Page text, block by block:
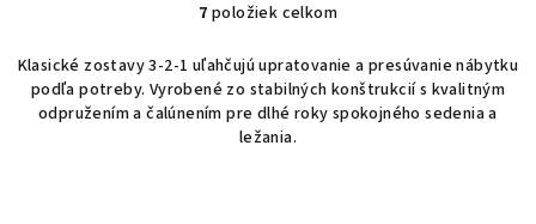
O
l
á
d
7 položiek celkom
Klasické zostavy 3-2-1 uľahčujú upratovanie a presúvanie nábytku
podľa potreby. Vyrobené zo stabilných konštrukcií s kvalitným
odpružením a čalúnením pre dlhé roky spokojného sedenia a
ležania.